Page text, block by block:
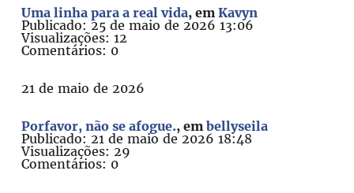
Uma linha para a real vida, emKavyn
Publicado: 25 de maio de 2026 13:06
Visualizações: 12
Comentários: 0
21 de maio de 2026
Porfavor, não se afogue., embellyseila
Publicado: 21 de maio de 2026 18:48
Visualizações: 29
Comentários: 0